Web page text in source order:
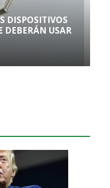
DISPOSITIVOS
DEBERÁN USAR